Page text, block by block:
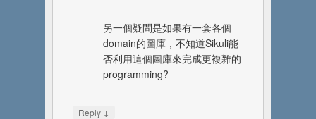
另一個疑問是如果有一套各個
domain的圖庫，不知道Sikuli能
否利用這個圖庫來完成更複雜的
programming?
Reply ↓